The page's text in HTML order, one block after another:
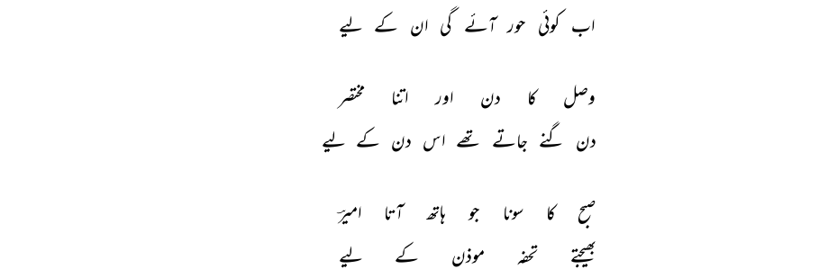
اب کوئی حور آئے گی ان کے لیے
وصل کا دن اور اتنا
مختصر
دن گنے جاتے تھے اس دن کے لیے
صبح کا سونا جو ہاتھ آتا
امیرؔ
بھیجتے
تحفہ موذن کے لیے